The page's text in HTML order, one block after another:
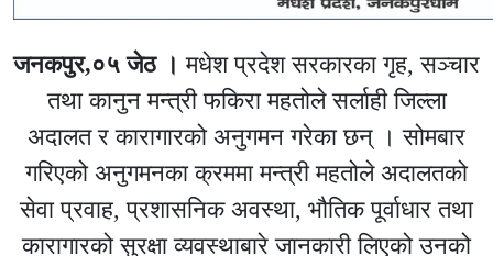
जनकपुर,०५ जेठ । मधेश प्रदेश सरकारका गृह, सञ्चार
तथा कानुन मन्त्री फकिरा महतोले सर्लाही जिल्ला
अदालत र कारागारको अनुगमन गरेका छन् । सोमबार
गरिएको अनुगमनका क्रममा मन्त्री महतोले अदालतको
सेवा प्रवाह, प्रशासनिक अवस्था, भौतिक पूर्वाधार तथा
कारागारको सुरक्षा व्यवस्थाबारे जानकारी लिएको उनको